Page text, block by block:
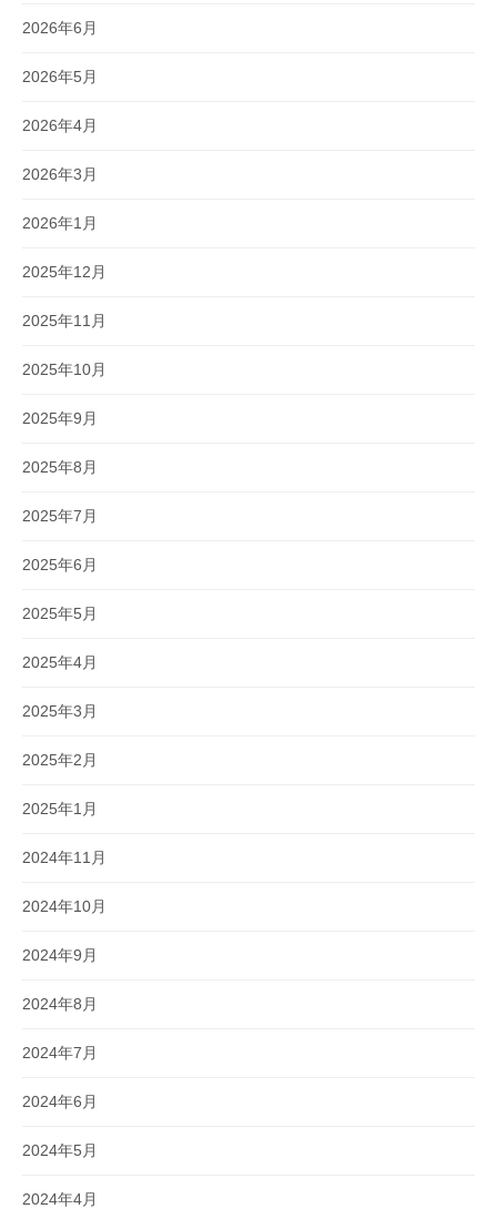
2026年6月
2026年5月
2026年4月
2026年3月
2026年1月
2025年12月
2025年11月
2025年10月
2025年9月
2025年8月
2025年7月
2025年6月
2025年5月
2025年4月
2025年3月
2025年2月
2025年1月
2024年11月
2024年10月
2024年9月
2024年8月
2024年7月
2024年6月
2024年5月
2024年4月